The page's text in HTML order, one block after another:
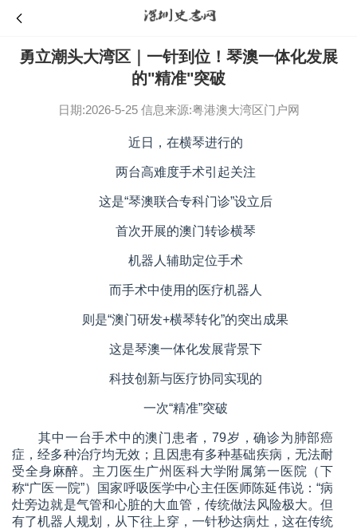
勇立潮头大湾区｜一针到位！琴澳一体化发展
的"精准"突破
日期:2026-5-25信息来源:粤港澳大湾区门户网
近日，在横琴进行的
两台高难度手术引起关注
这是“琴澳联合专科门诊”设立后
首次开展的澳门转诊横琴
机器人辅助定位手术
而手术中使用的医疗机器人
则是“澳门研发+横琴转化”的突出成果
这是琴澳一体化发展背景下
科技创新与医疗协同实现的
一次“精准”突破
其中一台手术中的澳门患者，79岁，确诊为肺部癌
症，经多种治疗均无效；且因患有多种基础疾病，无法耐
受全身麻醉。主刀医生广州医科大学附属第一医院（下
称“广医一院”）国家呼吸医学中心主任医师陈延伟说：“病
灶旁边就是气管和心脏的大血管，传统做法风险极大。但
有了机器人规划，从下往上穿，一针秒达病灶，这在传统